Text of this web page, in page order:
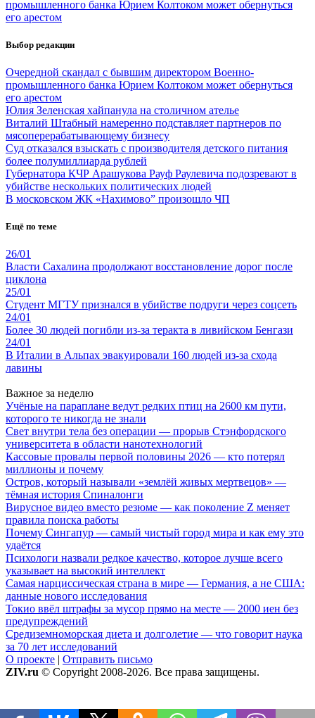
промышленного банка Юрием Колтоком может обернуться
его арестом
Выбор редакции
Очередной скандал с бывшим директором Военно-
промышленного банка Юрием Колтоком может обернуться
его арестом
Юлия Зеленская хайпанула на столичном ателье
Виталий Штабный намеренно подставляет партнеров по
мясоперерабатывающему бизнесу
Суд отказался взыскать с производителя детского питания
более полумиллиарда рублей
Губернатора КЧР Арашукова Рауф Раулевича подозревают в
убийстве нескольких политических людей
В московском ЖК «Нахимово” произошло ЧП
Ещё по теме
26/01
Власти Сахалина продолжают восстановление дорог после
циклона
25/01
Студент МГТУ признался в убийстве подруги через соцсеть
24/01
Более 30 людей погибли из-за теракта в ливийском Бенгази
24/01
В Италии в Альпах эвакуировали 160 людей из-за схода
лавины
Важное за неделю
Учёные на параплане ведут редких птиц на 2600 км пути,
которого те никогда не знали
Свет внутри тела без операции — прорыв Стэнфордского
университета в области нанотехнологий
Кассовые провалы первой половины 2026 — кто потерял
миллионы и почему
Остров, который называли «землёй живых мертвецов» —
тёмная история Спиналонги
Вирусное видео вместо резюме — как поколение Z меняет
правила поиска работы
Почему Сингапур — самый чистый город мира и как ему это
удаётся
Психологи назвали редкое качество, которое лучше всего
указывает на высокий интеллект
Самая нарциссическая страна в мире — Германия, а не США:
данные нового исследования
Токио ввёл штрафы за мусор прямо на месте — 2000 иен без
предупреждений
Средиземноморская диета и долголетие — что говорит наука
за 70 лет исследований
О проекте | Отправить письмо
ZIV.ru © Copyright 2008-2026. Все права защищены.